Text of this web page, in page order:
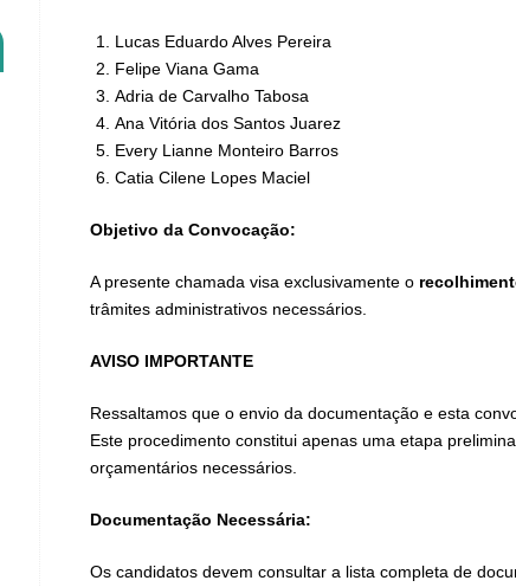
​Lucas Eduardo Alves Pereira
​Felipe Viana Gama
​Adria de Carvalho Tabosa
​Ana Vitória dos Santos Juarez
​Every Lianne Monteiro Barros
​Catia Cilene Lopes Maciel
Objetivo da Convocação:
A presente chamada visa exclusivamente o
trâmites administrativos necessários.
AVISO IMPORTANTE
Ressaltamos que o envio da documentação e esta
Este procedimento constitui apenas uma etapa
orçamentários necessários.
Documentação Necessária:
Os candidatos devem consultar a lista completa de